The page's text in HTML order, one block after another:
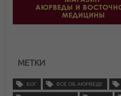
МЕТКИ
БОГ ВСЕ ОБ АЮРВЕДЕ